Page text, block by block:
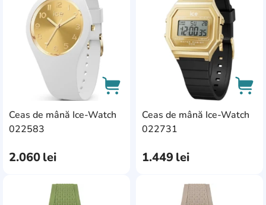
Ceas de mână Ice-Watch
022583
2.060lei
AddCardToCart
Ceas de mână Ice-Watch
022731
1.449 lei
AddCardToFavourite